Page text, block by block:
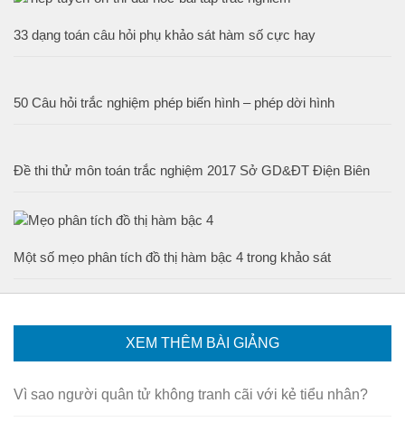
33 dạng toán câu hỏi phụ khảo sát hàm số cực hay
50 Câu hỏi trắc nghiệm phép biến hình – phép dời hình
Đề thi thử môn toán trắc nghiệm 2017 Sở GD&ĐT Điện Biên
Một số mẹo phân tích đồ thị hàm bậc 4 trong khảo sát
XEM THÊM BÀI GIẢNG
Vì sao người quân tử không tranh cãi với kẻ tiểu nhân?